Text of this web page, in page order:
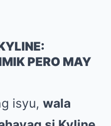
PERO MAY
isyu, wala